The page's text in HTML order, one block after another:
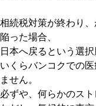
相続税対策が終わり
陥った場合、
日本へ戻るという選
いくらバンコクでの
ません。
必ずや、何らかのス